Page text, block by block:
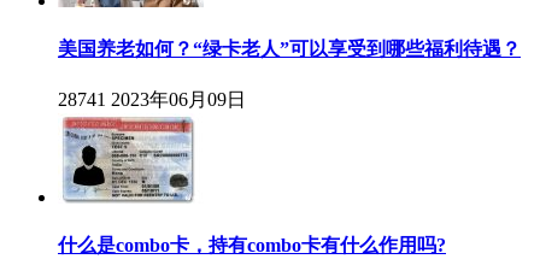
美国养老如何？“绿卡老人”可以享受到哪些福利待遇？
28741 2023年06月09日
什么是combo卡，持有combo卡有什么作用吗?